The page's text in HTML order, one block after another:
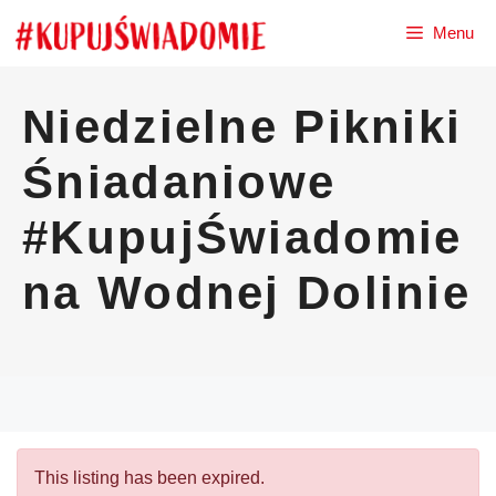
do
Menu
Niedzielne Pikniki
Śniadaniowe
#KupujŚwiadomie
na Wodnej Dolinie
This listing has been expired.